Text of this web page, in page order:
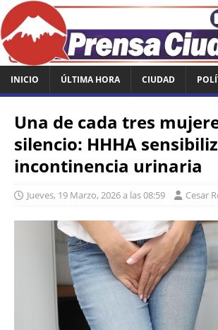
INICIO ÚLTIMA HORA CIUDAD
Una de cada tres
silencio: HHHA
incontinencia urinaria
Jueves, 19 Marzo, 2026 a las 08:59 Cesar